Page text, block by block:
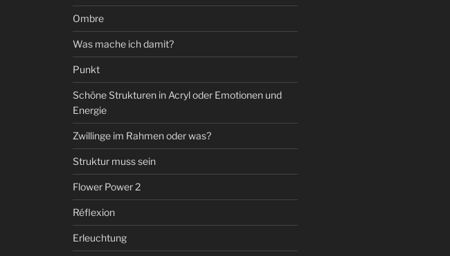
Ombre
Was mache ich damit?
Punkt
Schöne Strukturen in Acryl oder Emotionen und
Energie
Zwillinge im Rahmen oder was?
Struktur muss sein
Flower Power 2
Réflexion
Erleuchtung